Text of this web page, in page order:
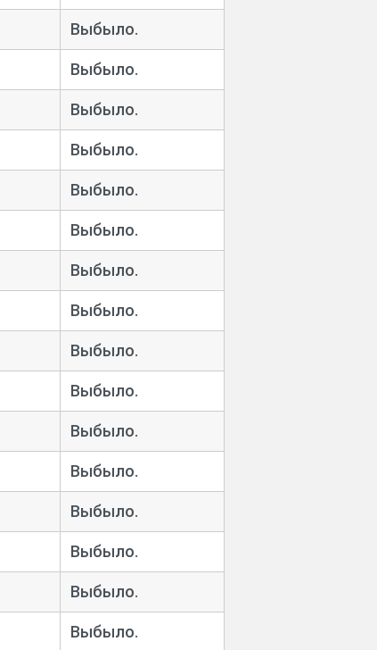
Выбыло.
Выбыло.
Выбыло.
Выбыло.
Выбыло.
Выбыло.
Выбыло.
Выбыло.
Выбыло.
Выбыло.
Выбыло.
Выбыло.
Выбыло.
Выбыло.
Выбыло.
Выбыло.